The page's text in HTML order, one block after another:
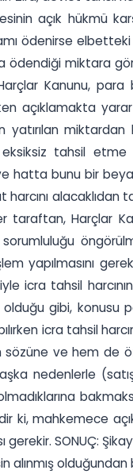
açık hükmü
ödenirse
ödendiği miktara
Kanunu, para
açıklamakta
yatırılan
tahsil
hatta bunu bir
harcını
taraftan, Harçlar
yapılmasını
icra tahsil
gibi, konusu
icra tahsil
sözüne ve hem de
nedenlerle
ki, mahkemece
gerekir. SONUÇ:
alınmış